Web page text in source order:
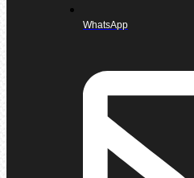
WhatsApp